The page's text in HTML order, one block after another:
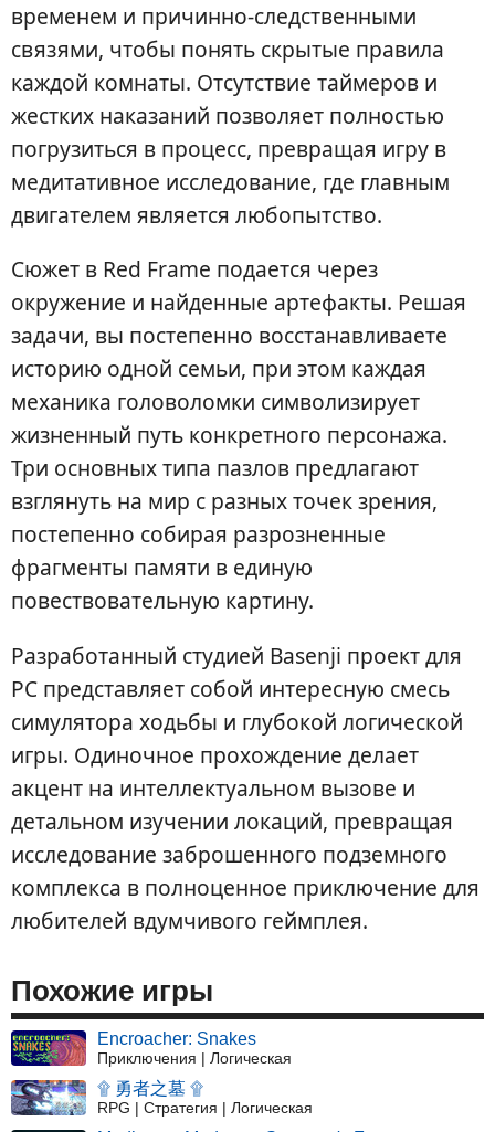
временем и причинно-следственными
связями, чтобы понять скрытые правила
каждой комнаты. Отсутствие таймеров и
жестких наказаний позволяет полностью
погрузиться в процесс, превращая игру в
медитативное исследование, где главным
двигателем является любопытство.
Сюжет в Red Frame подается через
окружение и найденные артефакты. Решая
задачи, вы постепенно восстанавливаете
историю одной семьи, при этом каждая
механика головоломки символизирует
жизненный путь конкретного персонажа.
Три основных типа пазлов предлагают
взглянуть на мир с разных точек зрения,
постепенно собирая разрозненные
фрагменты памяти в единую
повествовательную картину.
Разработанный студией Basenji проект для
PC представляет собой интересную смесь
симулятора ходьбы и глубокой логической
игры. Одиночное прохождение делает
акцент на интеллектуальном вызове и
детальном изучении локаций, превращая
исследование заброшенного подземного
комплекса в полноценное приключение для
любителей вдумчивого геймплея.
Похожие игры
Encroacher: Snakes
Приключения | Логическая
۩ 勇者之墓 ۩
RPG | Стратегия | Логическая